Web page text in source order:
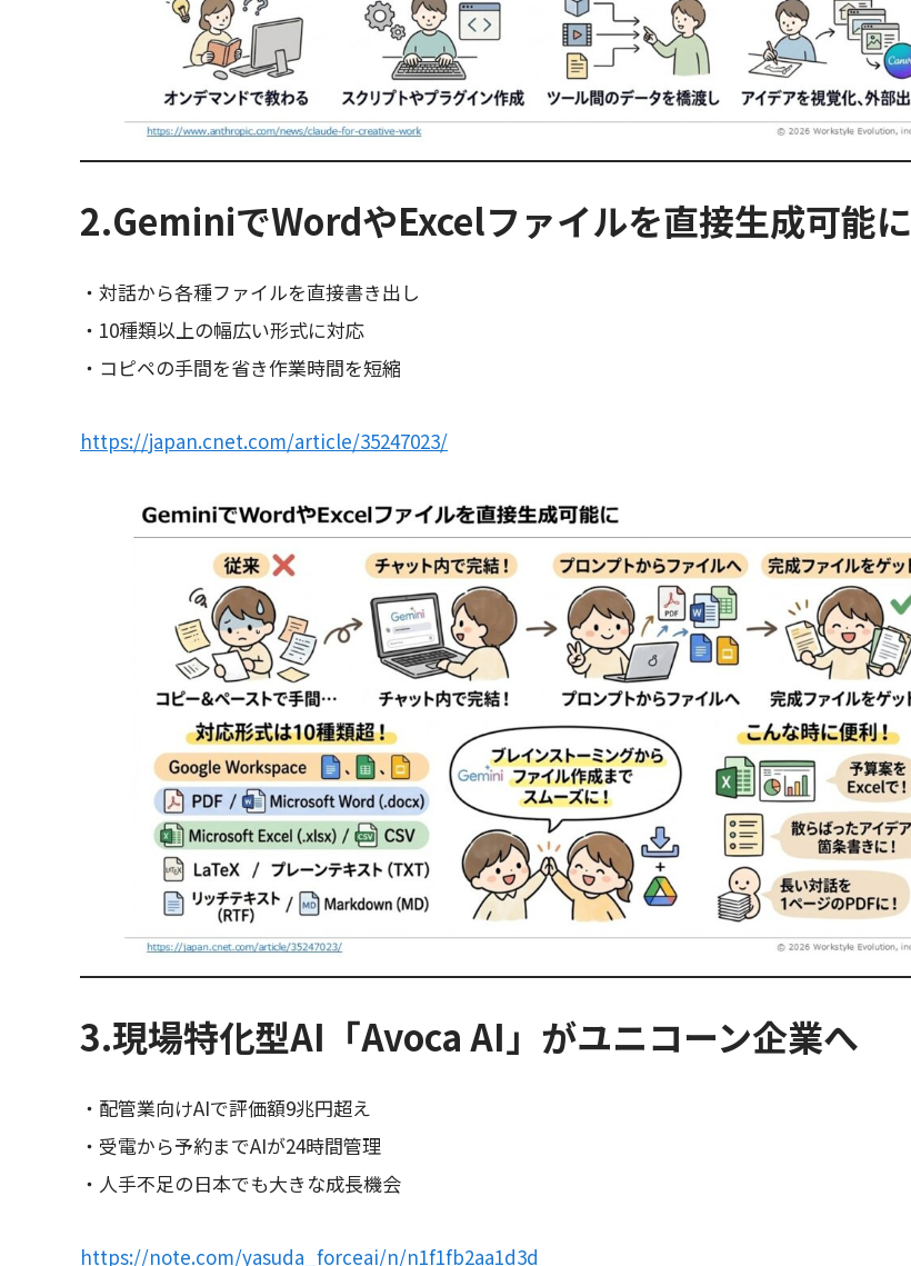
2.GeminiでWordやExcelファイルを直接生成可能に
・対話から各種ファイルを直接書き出し
・10種類以上の幅広い形式に対応
・コピペの手間を省き作業時間を短縮
https://japan.cnet.com/article/35247023/
3.現場特化型AI「Avoca AI」がユニコーン企業へ
・配管業向けAIで評価額9兆円超え
・受電から予約までAIが24時間管理
・人手不足の日本でも大きな成長機会
https://note.com/yasuda_forceai/n/n1f1fb2aa1d3d